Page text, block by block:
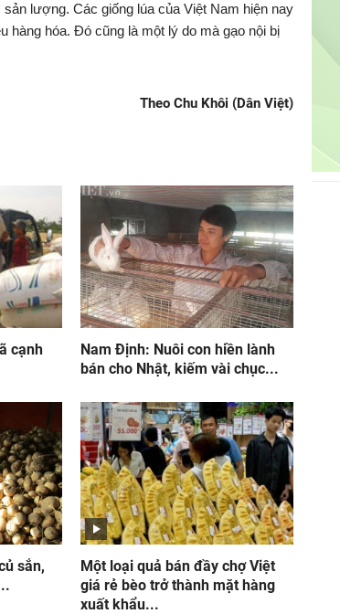
lượng. Các giống lúa của Việt Nam hiện nay
hàng hóa. Đó cũng là một lý do mà gạo nội bị
Theo Chu Khôi (Dân Việt)
cạnh
Nam Định: Nuôi con hiền lành
bán cho Nhật, kiếm vài chục...
sắn,
Một loại quả bán đầy chợ Việt
giá rẻ bèo trở thành mặt hàng
xuất khẩu...